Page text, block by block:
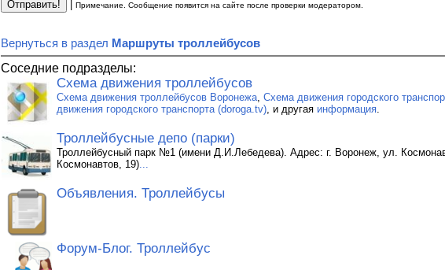
Примечание. Сообщение появится на сайте после проверки модератором.
Вернуться в раздел Маршруты троллейбусов
Соседние подразделы:
Схема движения троллейбусов
Схема движения троллейбусов Воронежа, Схема движения городского
движения городского транспорта (doroga.tv), и другая информация.
Троллейбусные депо (парки)
Троллейбусный парк №1 (имени Д.И.Лебедева). Адрес: г. Воронеж, ул.
Космонавтов, 19)...
Объявления. Троллейбусы
Форум-Блог. Троллейбус